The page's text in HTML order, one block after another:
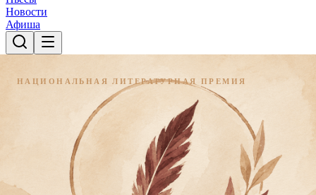
Новости
Афиша
НАЦИОНАЛЬНАЯ ЛИТЕРАТУРНАЯ ПРЕМИЯ